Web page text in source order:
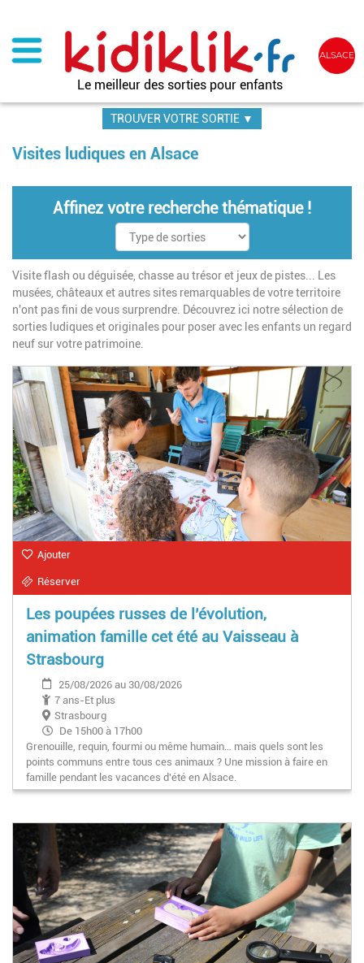
contenu
principal
Le meilleur des sorties pour enfants
TROUVER VOTRE SORTIE ▼
Visites ludiques en Alsace
Affinez votre recherche thématique !
Visite flash ou déguisée, chasse au trésor et jeux de pistes... Les
musées, châteaux et autres sites remarquables de votre territoire
n'ont pas fini de vous surprendre. Découvrez ici notre sélection de
sorties ludiques et originales pour poser avec les enfants un regard
neuf sur votre patrimoine.
Ajouter
Réserver
Les poupées russes de l’évolution,
animation famille cet été au Vaisseau à
Strasbourg
25/08/2026 au 30/08/2026
7 ans-Et plus
Strasbourg
De 15h00 à 17h00
Grenouille, requin, fourmi ou même humain… mais quels sont les
points communs entre tous ces animaux ? Une mission à faire en
famille pendant les vacances d'été en Alsace.